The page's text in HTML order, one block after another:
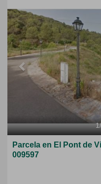
1/
Parcela en El Pont de
009597